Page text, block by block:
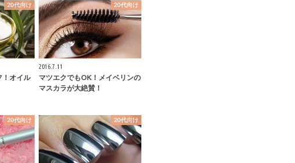
20代向け
！オイル
20代向け
2016.7.11
マツエクでもOK！メイベリンの
マスカラが大絶賛！
20代向け 20代向け